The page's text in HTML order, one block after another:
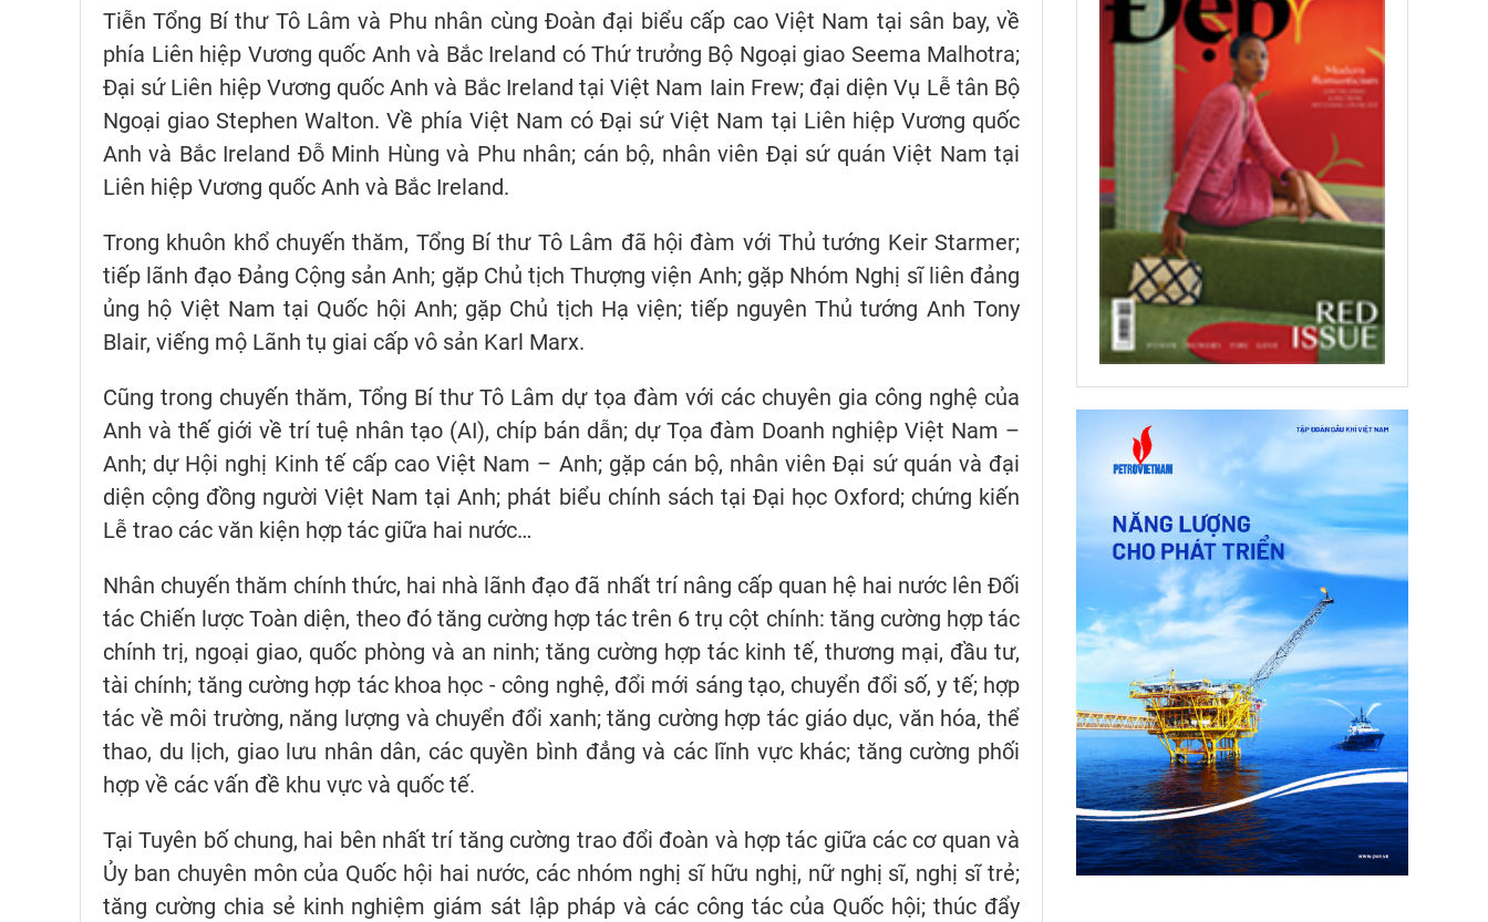
Tiễn Tổng Bí thư Tô Lâm và Phu nhân cùng Đoàn đại biểu cấp cao Việt Nam tại sân bay, về
phía Liên hiệp Vương quốc Anh và Bắc Ireland có Thứ trưởng Bộ Ngoại giao Seema Malhotra;
Đại sứ Liên hiệp Vương quốc Anh và Bắc Ireland tại Việt Nam Iain Frew; đại diện Vụ Lễ tân Bộ
Ngoại giao Stephen Walton. Về phía Việt Nam có Đại sứ Việt Nam tại Liên hiệp Vương quốc
Anh và Bắc Ireland Đỗ Minh Hùng và Phu nhân; cán bộ, nhân viên Đại sứ quán Việt Nam tại
Liên hiệp Vương quốc Anh và Bắc Ireland.
Trong khuôn khổ chuyến thăm, Tổng Bí thư Tô Lâm đã hội đàm với Thủ tướng Keir Starmer;
tiếp lãnh đạo Đảng Cộng sản Anh; gặp Chủ tịch Thượng viện Anh; gặp Nhóm Nghị sĩ liên đảng
ủng hộ Việt Nam tại Quốc hội Anh; gặp Chủ tịch Hạ viện; tiếp nguyên Thủ tướng Anh Tony
Blair, viếng mộ Lãnh tụ giai cấp vô sản Karl Marx.
Cũng trong chuyến thăm, Tổng Bí thư Tô Lâm dự tọa đàm với các chuyên gia công nghệ của
Anh và thế giới về trí tuệ nhân tạo (AI), chíp bán dẫn; dự Tọa đàm Doanh nghiệp Việt Nam –
Anh; dự Hội nghị Kinh tế cấp cao Việt Nam – Anh; gặp cán bộ, nhân viên Đại sứ quán và đại
diện cộng đồng người Việt Nam tại Anh; phát biểu chính sách tại Đại học Oxford; chứng kiến
Lễ trao các văn kiện hợp tác giữa hai nước…
Nhân chuyến thăm chính thức, hai nhà lãnh đạo đã nhất trí nâng cấp quan hệ hai nước lên Đối
tác Chiến lược Toàn diện, theo đó tăng cường hợp tác trên 6 trụ cột chính: tăng cường hợp tác
chính trị, ngoại giao, quốc phòng và an ninh; tăng cường hợp tác kinh tế, thương mại, đầu tư,
tài chính; tăng cường hợp tác khoa học - công nghệ, đổi mới sáng tạo, chuyển đổi số, y tế; hợp
tác về môi trường, năng lượng và chuyển đổi xanh; tăng cường hợp tác giáo dục, văn hóa, thể
thao, du lịch, giao lưu nhân dân, các quyền bình đẳng và các lĩnh vực khác; tăng cường phối
hợp về các vấn đề khu vực và quốc tế.
Tại Tuyên bố chung, hai bên nhất trí tăng cường trao đổi đoàn và hợp tác giữa các cơ quan và
Ủy ban chuyên môn của Quốc hội hai nước, các nhóm nghị sĩ hữu nghị, nữ nghị sĩ, nghị sĩ trẻ;
tăng cường chia sẻ kinh nghiệm giám sát lập pháp và các công tác của Quốc hội; thúc đẩy